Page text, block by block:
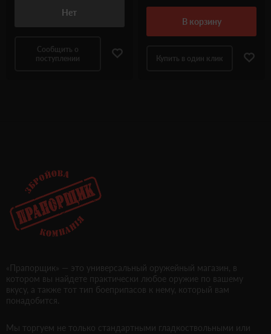
Нет
Сообщить о
поступлении
в корзину
Купить в один клик
«Прапорщик» — это универсальный оружейный магазин, в
котором вы найдете практически любое оружие по вашему
вкусу, а также тот тип боеприпасов к нему, который вам
понадобится.
Мы торгуем не только стандартными гладкоствольными или